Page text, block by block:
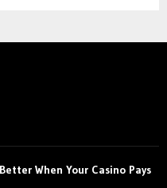
When Your Casino Pays